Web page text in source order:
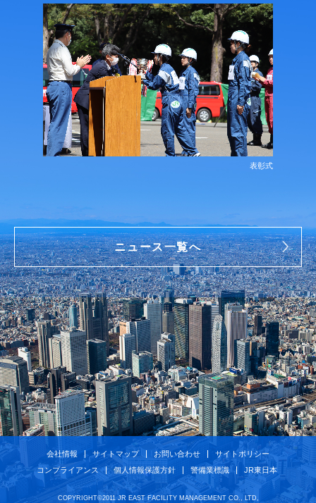
表彰式
ニュース一覧へ
会社情報 サイトマップ お問い合わせ
サイトポリシー
コンプライアンス
個人情報保護方針 警備業標識 JR東日本
COPYRIGHT©2011 JR EAST FACILITY MANAGEMENT CO., LTD,